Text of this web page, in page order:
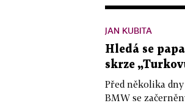
JAN KUBITA
Hledá se
skrze
Před několika
BMW se